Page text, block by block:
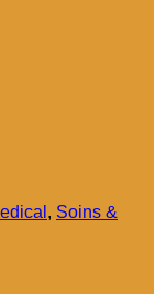
, Soins &